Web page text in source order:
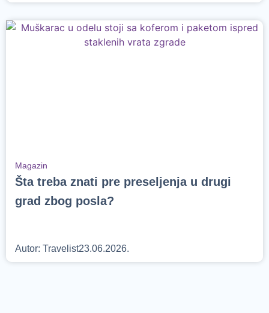
Magazin
Šta treba znati pre preseljenja u drugi
grad zbog posla?
Autor: Travelist23.06.2026.